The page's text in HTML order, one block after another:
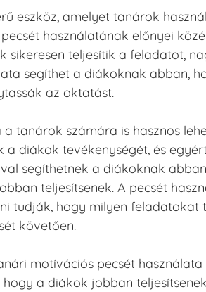
eszköz, amelyet tanárok
használatának előnyei
sikeresen teljesítik a feladatot,
segíthet a diákoknak abban,
az oktatást.
tanárok számára is hasznos
diákok tevékenységét, és
segíthetnek a diákoknak
teljesítsenek. A pecsét
tudják, hogy milyen feladatokat
követően.
motívációs pecsét
a diákok jobban